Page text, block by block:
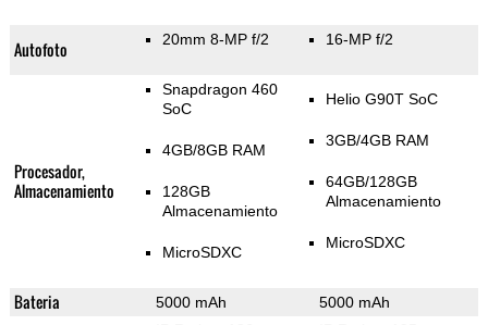
Autofoto 20mm 8-MP f/2 16-MP f/2
Procesador,
Almacenamiento
Snapdragon 460
SoC
4GB/8GB RAM
128GB
Almacenamiento
MicroSDXC
Helio G90T SoC
3GB/4GB RAM
64GB/128GB
Almacenamiento
MicroSDXC
Bateria 5000 mAh 5000 mAh